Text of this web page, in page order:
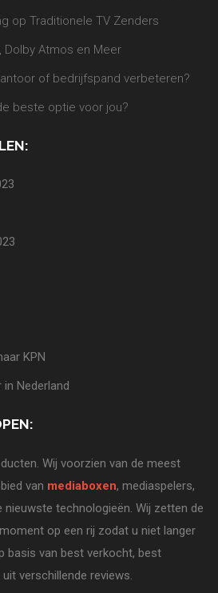
op Traditionele TV Zenders
Dolby Atmos en Meer
of bedrijfspand verbeteren?
beste optie voor jou?
KPN
in Nederland
Wij voorzien van de meest
van mediaboxen, mediaspelers,
technologieën. Wij zetten de
op een rij zodat u niet langer
basis van best verkocht, best
verschillende reviews.